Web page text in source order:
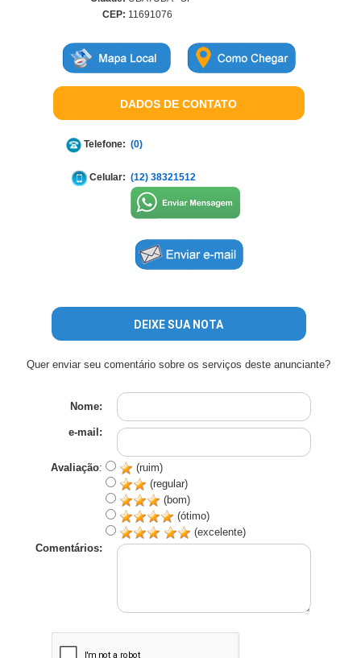
CEP: 11691076
DADOS DE CONTATO
Telefone: (0)
Celular: (12) 38321512
DEIXE SUA NOTA
Quer enviar seu comentário sobre os serviços deste anunciante?
Nome:
e-mail:
Avaliação:
(ruim)
(regular)
(bom)
(ótimo)
(excelente)
Comentários: